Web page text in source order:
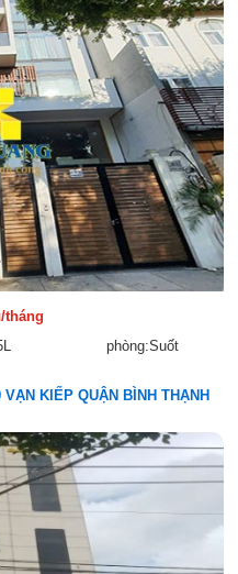
tháng
phòng:Suốt
KIẾP QUẬN BÌNH THẠNH